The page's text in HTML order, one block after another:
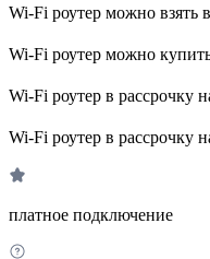
Wi-Fi роутер можно взять
Wi-Fi роутер можно
Wi-Fi роутер в рассрочку
Wi-Fi роутер в рассрочку
платное подключение